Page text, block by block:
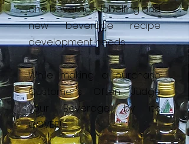
one beverage labelling and
new beverage recipe
development needs.
While making a purchase
Customer's Often Judge
your Beverage by it's
COVER!